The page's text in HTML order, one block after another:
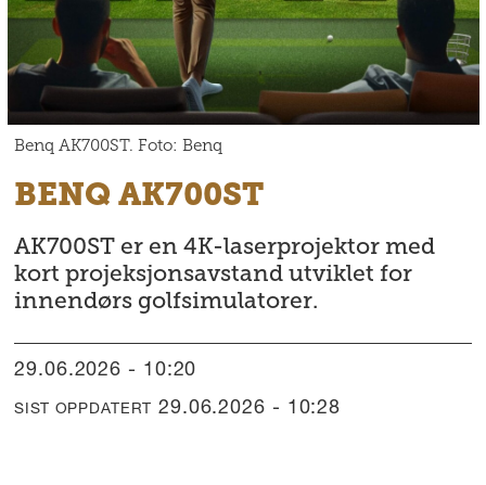
Benq AK700ST. Foto: Benq
BENQ AK700ST
AK700ST er en 4K-laserprojektor med
kort projeksjonsavstand utviklet for
innendørs golfsimulatorer.
29.06.2026 - 10:20
SIST OPPDATERT 29.06.2026 - 10:28